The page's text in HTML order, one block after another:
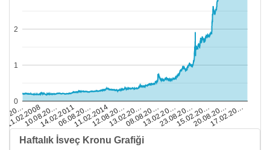
11.02.2008
10.08.20…
14.02.201106.08.20…
11.02.201412.08.20…13.02.20…08.08.20…13.02.20…23.08.20…15.02.20…20.08.20…
17.02.20…
0
1
2
Haftalık İsveç Kronu Grafiği